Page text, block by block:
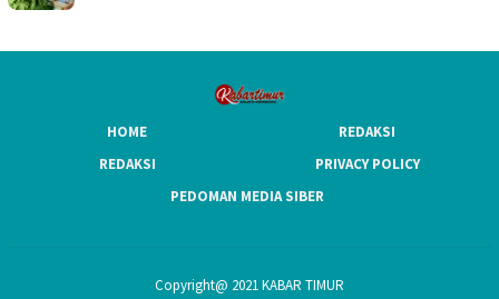
HOME
REDAKSI
REDAKSI
PRIVACY POLICY
PEDOMAN MEDIA SIBER
Copyright@ 2021 KABAR TIMUR